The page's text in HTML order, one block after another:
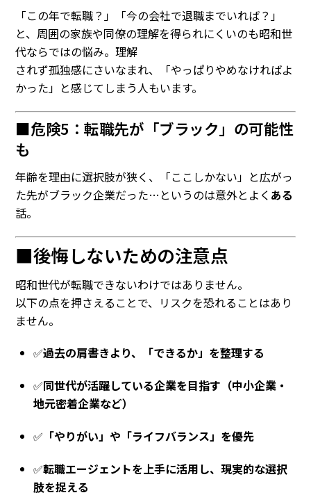
「この年で転職？」「今の会社で退職までいれば？」
と、周囲の家族や同僚の理解を得られにくいのも昭和世
代ならではの悩み。理解
されず孤独感にさいなまれ、「やっぱりやめなければよ
かった」と感じてしまう人もいます。
■危険5：転職先が「ブラック」の可能性
も
年齢を理由に選択肢が狭く、「ここしかない」と広がっ
た先がブラック企業だった…というのは意外とよく ある
話。
■後悔しないための注意点
昭和世代が転職できないわけではありません。
以下の点を押さえることで、リスクを恐れることはあり
ません。
✅過去の肩書きより、「できるか」を整理する
✅同世代が活躍している企業を目指す（中小企業・
地元密着企業など）
✅ 「やりがい」や「ライフバランス」を優先
✅転職エージェントを上手に活用し、現実的な選択
肢を捉える